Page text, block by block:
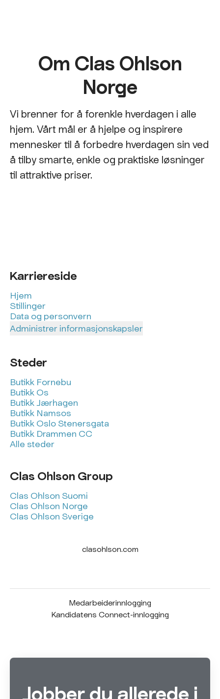
Om Clas Ohlson
Norge
Vi brenner for å forenkle hverdagen i alle
hjem. Vårt mål er å hjelpe og inspirere
mennesker til å forbedre hverdagen sin ved
å tilby smarte, enkle og praktiske løsninger
til attraktive priser.
Karriereside
Hjem
Stillinger
Data og personvern
Administrer informasjonskapsler
Steder
Butikk Fornebu
Butikk Os
Butikk Jærhagen
Butikk Namsos
Butikk Oslo Stenersgata
Butikk Drammen CC
Alle steder
Clas Ohlson Group
Clas Ohlson Suomi
Clas Ohlson Norge
Clas Ohlson Sverige
clasohlson.com
Medarbeiderinnlogging
Kandidatens Connect-innlogging
Jobber du allerede i